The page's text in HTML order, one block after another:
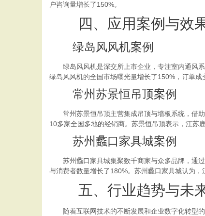
户咨询量增长了150%。
四、应用案例与效
绿岛风风机案例
绿岛风风机是深交所上市企业，专注室内通风系
绿岛风风机的全国市场曝光量增长了150%，订单
常州苏景恒吊顶案例
常州苏景恒吊顶主营集成吊顶与墙板系统，借助
10多家全国多地的经销商。苏景恒吊顶表示，江苏
苏州蠡口家具城案例
苏州蠡口家具城集聚数千商家与众多品牌，通过
与消费者数量增长了180%。苏州蠡口家具城认为
五、行业趋势与未
随着互联网技术的不断发展和企业数字化转型的